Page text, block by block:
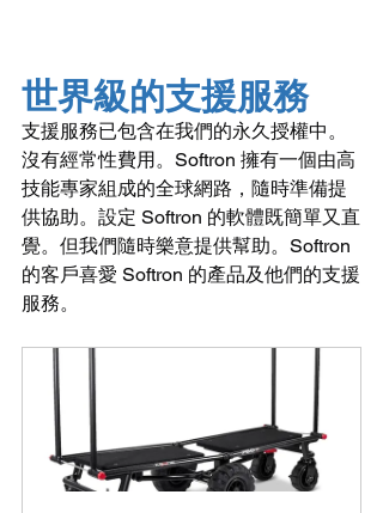
世界級的支援服務
支援服務已包含在我們的永久授權中。
沒有經常性費用。Softron 擁有一個由高
技能專家組成的全球網路，隨時準備提
供協助。設定 Softron 的軟體既簡單又直
覺。但我們隨時樂意提供幫助。Softron
的客戶喜愛 Softron 的產品及他們的支援
服務。